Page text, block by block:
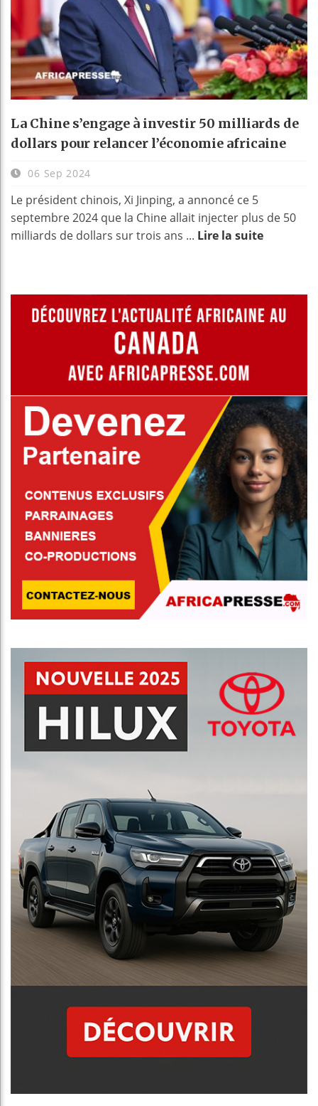
La Chine s’engage à investir 50 milliards de
dollars pour relancer l’économie africaine
06 Sep 2024
Le président chinois, Xi Jinping, a annoncé ce 5
septembre 2024 que la Chine allait injecter plus de 50
milliards de dollars sur trois ans ... Lire la suite